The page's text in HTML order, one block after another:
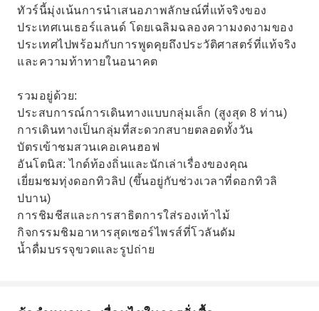
ทัวร์นี้มุ่งเน้นการนำเสนอภาพลักษณ์ที่แท้จริงของ
ประเทศเนเธอร์แลนด์ โดยเฉลิมฉลองความงดงามของ
ประเทศไปพร้อมกับการพูดคุยถึงประวัติศาสตร์ที่แท้จริง
และความท้าทายในอนาคต
รวมอยู่ด้วย:
ประสบการณ์การเดินทางแบบกลุ่มเล็ก (สูงสุด 8 ท่าน)
การเดินทางเป็นกลุ่มที่สะดวกสบายตลอดทั้งวัน
บัตรเข้าชมสวนเคอเคนฮอฟ
อันโตนิส: ไกด์ท้องถิ่นและนักเล่าเรื่องของคุณ
เยี่ยมชมทุ่งดอกทิวลิป (ขึ้นอยู่กับช่วงเวลาที่ดอกทิวลิ
ปบาน)
การชิมชีสและการสาธิตการใส่รองเท้าไม้
กิจกรรมชิมอาหารสุดเซอร์ไพรส์ที่โวลันดัม
น้ำดื่มบรรจุขวดและรูปถ่าย